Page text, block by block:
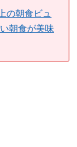
の朝食ビュ
朝食が美味